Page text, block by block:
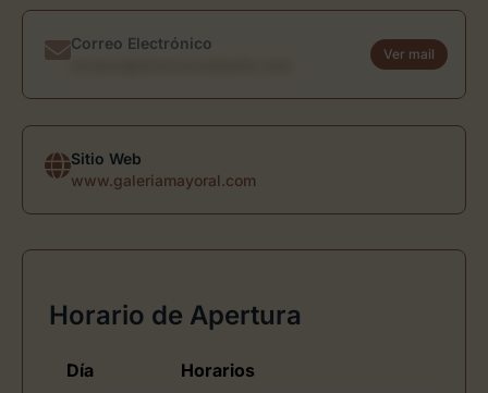
Correo Electrónico
Ver mail
Sitio Web
www.galeriamayoral.com
Horario de Apertura
Día Horarios